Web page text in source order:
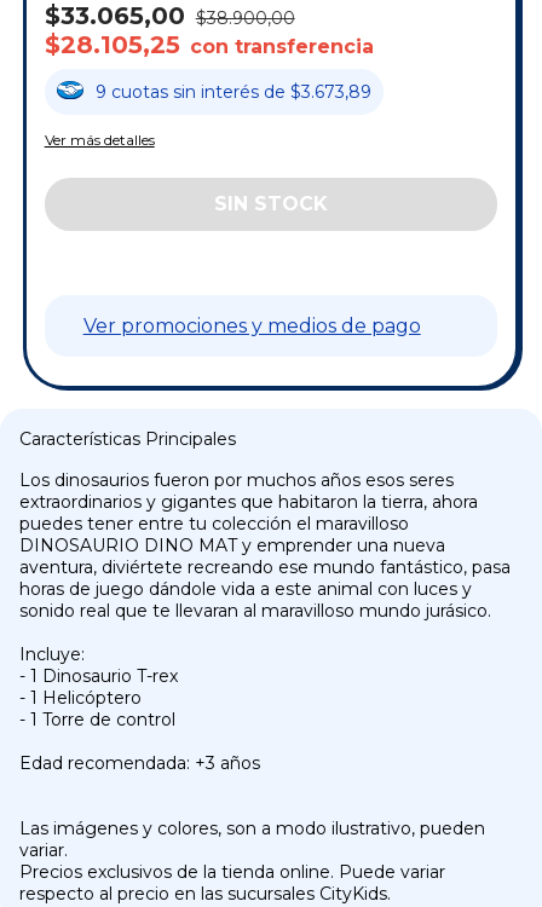
$33.065,00 $38.900,00
$28.105,25 con transferencia
9 cuotas sin interés de $3.673,89
Ver más detalles
Ver promociones y medios de pago
Características Principales
Los dinosaurios fueron por muchos años esos seres
extraordinarios y gigantes que habitaron la tierra, ahora
puedes tener entre tu colección el maravilloso
DINOSAURIO DINO MAT y emprender una nueva
aventura, diviértete recreando ese mundo fantástico, pasa
horas de juego dándole vida a este animal con luces y
sonido real que te llevaran al maravilloso mundo jurásico.
Incluye:
- 1 Dinosaurio T-rex
- 1 Helicóptero
- 1 Torre de control
Edad recomendada: +3 años
Las imágenes y colores, son a modo ilustrativo, pueden
variar.
Precios exclusivos de la tienda online. Puede variar
respecto al precio en las sucursales CityKids.